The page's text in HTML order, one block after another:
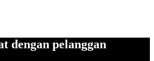
dengan pelanggan